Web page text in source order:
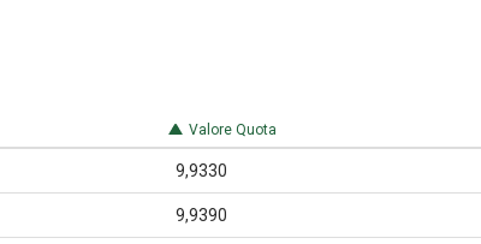
Valore Quota
9,9330
9,9390